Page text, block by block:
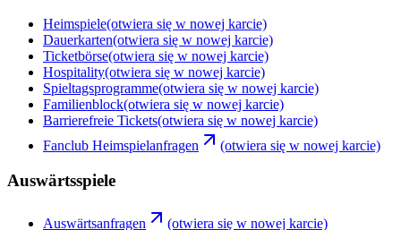
Heimspiele(otwiera się w nowej karcie)
Dauerkarten(otwiera się w nowej karcie)
Ticketbörse(otwiera się w nowej karcie)
Hospitality(otwiera się w nowej karcie)
Spieltagsprogramme(otwiera się w nowej karcie)
Familienblock(otwiera się w nowej karcie)
Barrierefreie Tickets(otwiera się w nowej karcie)
Fanclub Heimspielanfragen
(otwiera się w nowej karcie)
Auswärtsspiele
Auswärtsanfragen (otwiera się w nowej karcie)